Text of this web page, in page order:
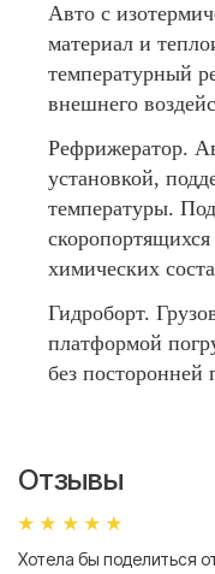
Авто с
материал и
температурный
внешнего
Рефрижератор.
установкой,
температуры.
химических
Гидроборт.
платформой
без
Отзывы
Хотела бы поделиться